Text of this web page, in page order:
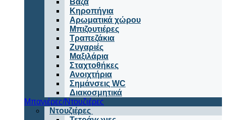
Βάζα
Κηροπήγια
Αρωματικά χώρου
Μπιζουτιέρες
Τραπεζάκια
Ζυγαριές
Μαξιλάρια
Σταχτοθήκες
Ανοιχτήρια
Σημάνσεις WC
Διακοσμητικά
Μπανιέρες/Ντουζιέρες
Ντουζιέρες